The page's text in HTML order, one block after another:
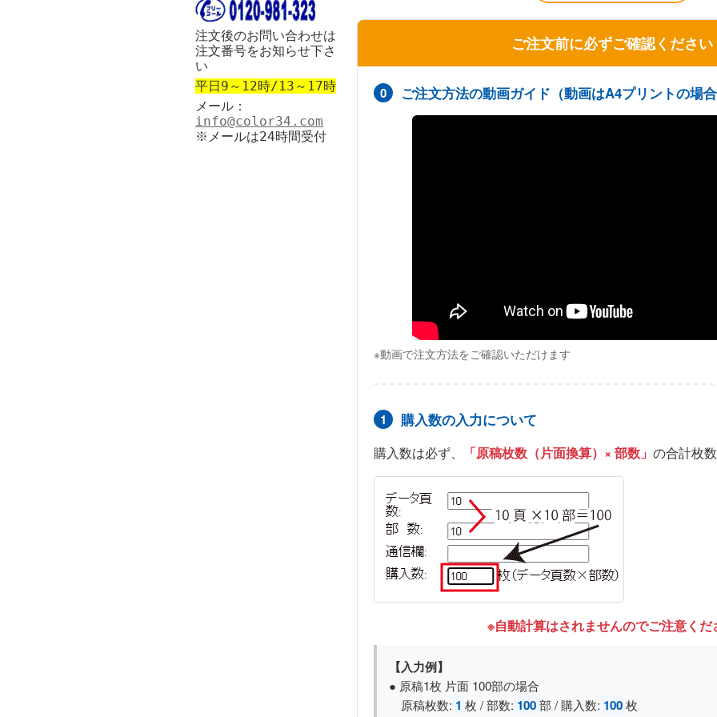
注文後のお問い合わせは
注文番号をお知らせ下さ
い
平日9～12時/13～17時
メール：
info@color34.com
※メールは24時間受付
ご注文前に必ずご確認ください
0 ご注文方法の動画ガイド（動画はA4プリントの場
※動画で注文方法をご確認いただけます
1 購入数の入力について
購入数は必ず、 「原稿枚数（片面換算）× 部数」 の合計枚
※自動計算はされませんのでご注意くだ
【入力例】
● 原稿1枚 片面 100部の場合
原稿枚数: 1 枚 / 部数: 100部 / 購入数: 100枚